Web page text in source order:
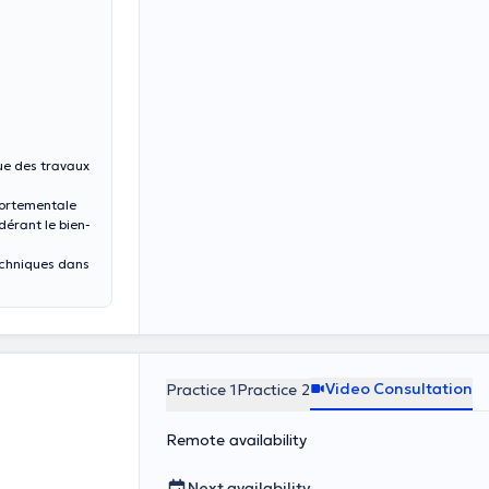
des travaux
le bien-
dans
et la
et de la
Practice 1Practice 2 Video Consultation
Remote availability